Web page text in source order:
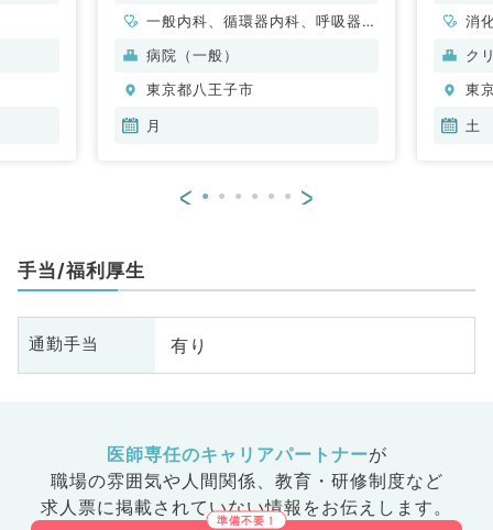
一般内科、循環器内科、呼吸器内
科、消化器内科、腎臓内科、老年
病院（一般）
東京都八王子市
月
消
ク
東
土
< >
手当/福利厚生
通勤手当 有り
医師専任のキャリアパートナーが
職場の雰囲気や人間関係、 教育・研修制度など
求人票に掲載されていない情報をお伝えします。